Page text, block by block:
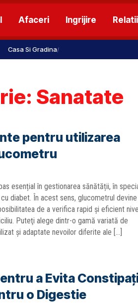
Afaceri Ingrijire Relatii
Casa Si Gradina
Sanatate
pentru utilizarea
esențial în gestionarea sănătății, în
diabet. În acest sens, glucometrul devine
de a verifica rapid și eficient
Puteţi alege dintr-o gamă variată de
și adaptate nevoilor diferite ale […]
a Evita
o Digestie